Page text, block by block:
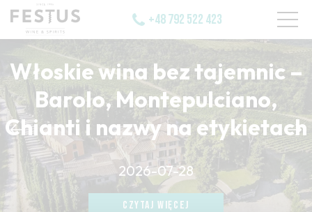
+48 792 522 423
Włoskie wina bez tajemnic –
Barolo, Montepulciano,
Chianti i nazwy na etykietach
2026-07-28
CZYTAJ WIĘCEJ
CZYTAJ WIĘCEJ
CZYTAJ WIĘCEJ